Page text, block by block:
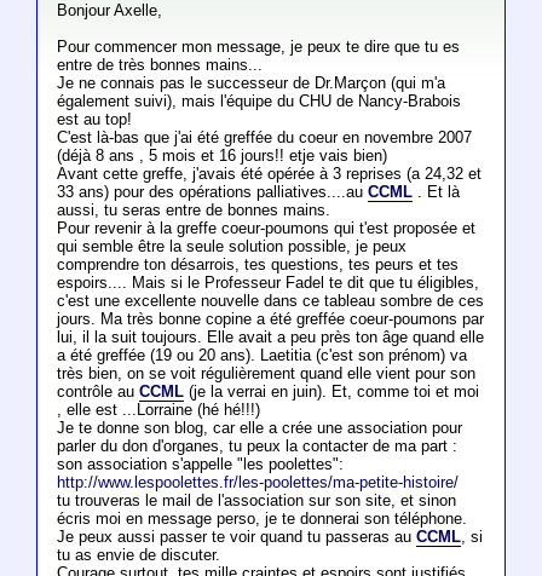
Bonjour Axelle,
Pour commencer mon message, je peux te dire que tu es
entre de très bonnes mains...
Je ne connais pas le successeur de Dr.Marçon (qui m'a
également suivi), mais l'équipe du CHU de Nancy-Brabois
est au top!
C'est là-bas que j'ai été greffée du coeur en novembre 2007
(déjà 8 ans , 5 mois et 16 jours!! etje vais bien)
Avant cette greffe, j'avais été opérée à 3 reprises (a 24,32 et
33 ans) pour des opérations palliatives....au CCML. Et là
aussi, tu seras entre de bonnes mains.
Pour revenir à la greffe coeur-poumons qui t'est proposée et
qui semble être la seule solution possible, je peux
comprendre ton désarrois, tes questions, tes peurs et tes
espoirs.... Mais si le Professeur Fadel te dit que tu éligibles,
c'est une excellente nouvelle dans ce tableau sombre de ces
jours. Ma très bonne copine a été greffée coeur-poumons par
lui, il la suit toujours. Elle avait a peu près ton âge quand elle
a été greffée (19 ou 20 ans). Laetitia (c'est son prénom) va
très bien, on se voit régulièrement quand elle vient pour son
contrôle au CCML(je la verrai en juin). Et, comme toi et moi
, elle est ...Lorraine (hé hé!!!)
Je te donne son blog, car elle a crée une association pour
parler du don d'organes, tu peux la contacter de ma part :
son association s'appelle "les poolettes":
http://www.lespoolettes.fr/les-poolettes/ma-petite-histoire/
tu trouveras le mail de l'association sur son site, et sinon
écris moi en message perso, je te donnerai son téléphone.
Je peux aussi passer te voir quand tu passeras au CCML, si
tu as envie de discuter.